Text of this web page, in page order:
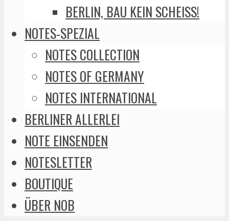
BERLIN, BAU KEIN SCHEISS!
NOTES-SPEZIAL
NOTES COLLECTION
NOTES OF GERMANY
NOTES INTERNATIONAL
BERLINER ALLERLEI
NOTE EINSENDEN
NOTESLETTER
BOUTIQUE
ÜBER NOB